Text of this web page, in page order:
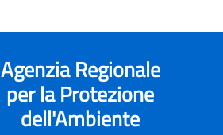
Agenzia Regionale
per la Protezione
dell'Ambiente